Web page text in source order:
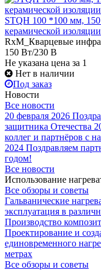
STQH 100 *100 мм,
керамической изоляции
RxM_Кварцевые
150 Вт/230 В
Не указана цена за 1
Нет в наличии
Под заказ
Новости
Все новости
20 февраля 2026
защитника Отечества
коллег и партнёров с
2024 Поздравляем
годом!
Все новости
Использование
Все обзоры и советы
Гальванические
эксплуатация в
Производство
Проектирование и
единовременного
метрах
Все обзоры и советы